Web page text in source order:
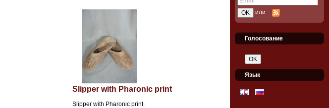
Slipper with Pharonic print
Slipper with Pharonic print.
или
Голосование
Язык